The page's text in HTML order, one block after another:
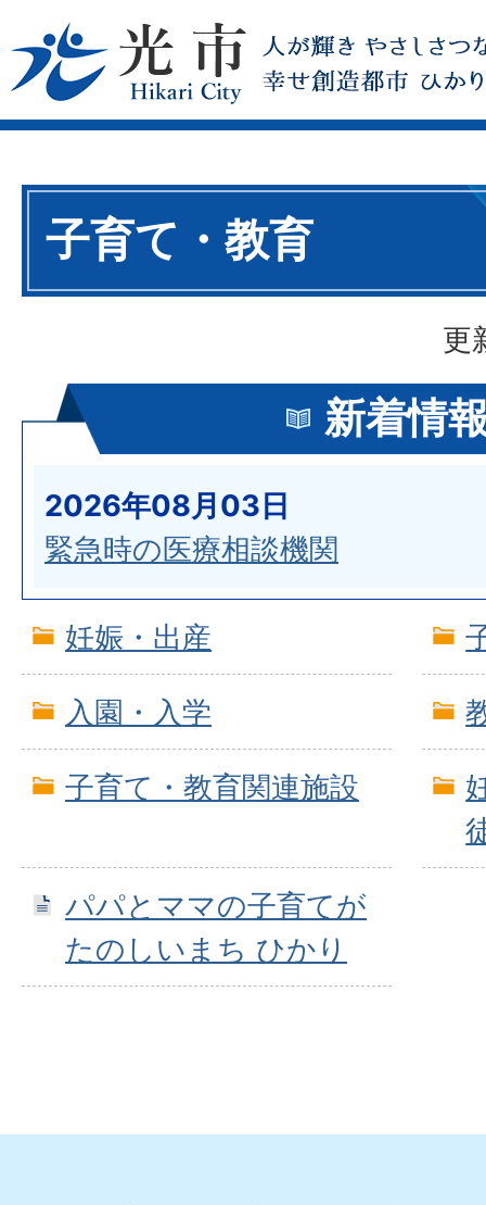
子育て・教育
更
新着情
2026年08月03日
緊急時の医療相談機関
妊娠・出産
入園・入学
子育て・教育関連施設
パパとママの子育てが
たのしいまち ひかり